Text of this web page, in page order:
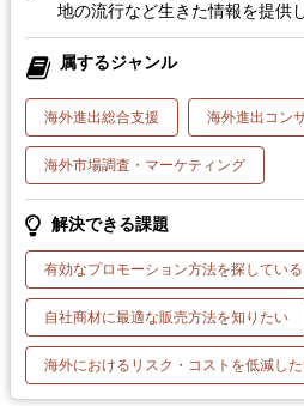
地の流行など生きた情報を提供
属するジャンル
海外進出総合支援 海外進出コン
海外市場調査・マーケティング
解決できる課題
有効なプロモーション方法を探している
自社商材に最適な販売方法を知りたい
海外におけるリスク・コストを低減し